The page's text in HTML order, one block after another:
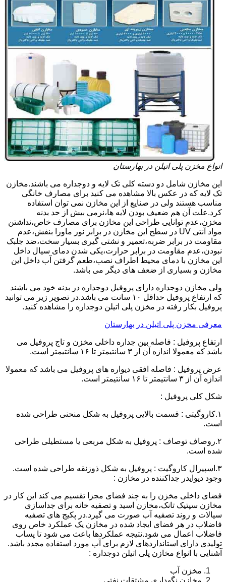
انواع مخزن پلی اتیلن در بهارستان
این مخازن شامل دو دسته کلی تک لایه و دوجداره می باشند.مخازن
تک لایه که در عکس بالا مشاهده می کنید برای مصارف خانگی
مناسب هستند ولی در صنایع از این مخازن نمی توان استفاده
کرد.علت آن هم ضعیف بودن لایه ها،نرمی بیش از حد بدنه
مخزن،عدم توانایی طراحی این مخازن برای مصارف خاص،نداشتن
مواد آنتی UV در سطح این مخازن در برابر نور ماورا بنفش،عدم
مقاومت در برابر ضربه،تعمیر و نشتی گیری بسیار سخت،ضد جلبک
نبودن،عدم مقاومت در برابر حرارت،یکی شدن دمای سیال داخل
این مخازن با دمای محیط اطراف نصب،طعم گرفتن آب داخل این
مخازن و بسیاری از ضعف های دیگر می باشد.
ولی مخازن دوجداره دارای پروفیل دوجداره در بدنه خود می باشند
که ارتفاع پروفیل حداقل ۱۰ سانت می باشد.در تصویر زیر می توانید
پروفیل بکار رفته در مخزن پلی اتیلن دوجداره را مشاهده کنید.
معرفی مخزن پلی اتیلن در بهارستان
ارتفاع پروفیل : فاصله بین جداره داخلی مخزن و تاج پروفیل می
باشد که معمولا اندازه آن از ۳ سانتیمتر تا ۱۶ سانتیمتر است.
عرض پروفیل : فاصله افقی دیواره های پروفیل می باشد که معمولا
اندازه آن از ۳ سانتیمتر تا ۱۶ سانتیمتر است.
شکل کلی پروفیل :
۱.کاروگیتی : قسمت بالایی پروفیل به شکل منحنی طراحی شده
است.
۲.روصاف توصاف : پروفیل به شکل مربعی یا مستطیلی طراحی
شده است.
۳.اسپیرال کاروگیت : پروفیل به شکل ذوزنقه طراحی شده است.
وجود دیوایدر جداکننده در مخازن :
فضای داخلی مخزن را به چند فضای مجزا تقسیم می کند این کار در
مخازن سپتیک تانک،مخازن اسید و تصفیه خانه برای جداسازی
سیالات و روند تصفیه آب صورت می گیرد.در پکیج های تصفیه
فاضلاب در هر فضای ایجاد شده در مخازن یک عملکرد خاص روی
فاضلاب اعمال می شود.نتیجه عملکردها باعث می شود تا پساب
تولیدی دارای استانداردهای لازم برای آب مورد استفاده مجدد باشد.
آشنایی با انواع مخازن پلی اتیلن دوجداره :
مخزن آب
مخازن نگهداری مشتقات نفتی